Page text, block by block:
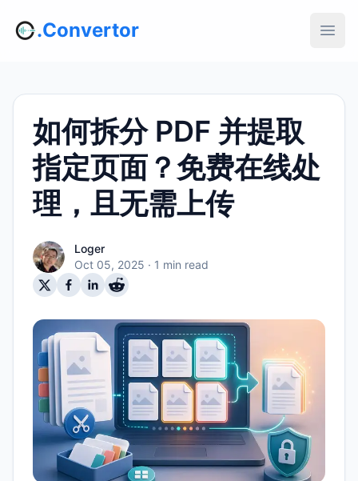
.Convertor
如何拆分 PDF 并提取
指定页面？免费在线处
理，且无需上传
Loger
Oct 05, 2025 · 1 min read